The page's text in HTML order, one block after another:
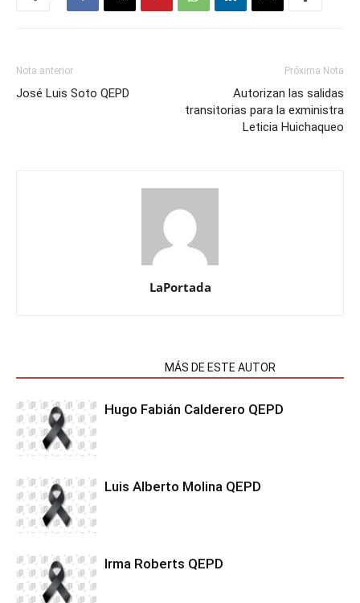
Nota anterior
José Luis Soto QEPD
Próxima Nota
Autorizan las salidas
transitorias para la exministra
Leticia Huichaqueo
LaPortada
MÁS DE ESTE AUTOR
Hugo Fabián Calderero QEPD
Luis Alberto Molina QEPD
Irma Roberts QEPD